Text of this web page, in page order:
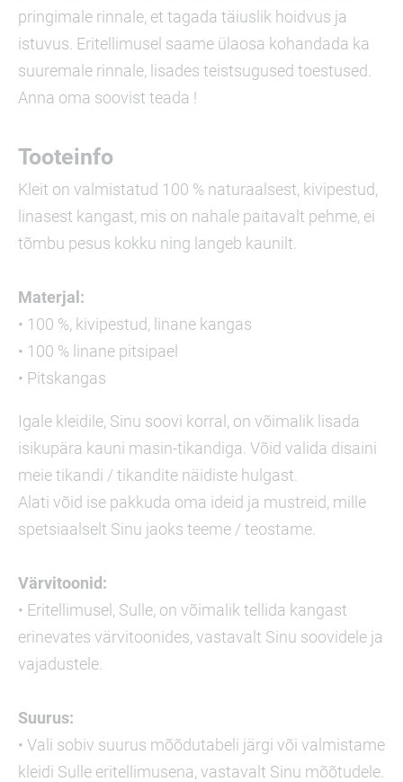
pringimale rinnale, et tagada täiuslik hoidvus ja
istuvus. Eritellimusel saame ülaosa kohandada ka
suuremale rinnale, lisades teistsugused toestused.
Anna oma soovist teada !
Tooteinfo
Kleit on valmistatud 100 % naturaalsest, kivipestud,
linasest kangast, mis on nahale paitavalt pehme, ei
tõmbu pesus kokku ning langeb kaunilt.
Materjal:
• 100 %, kivipestud, linane kangas
• 100 % linane pitsipael
• Pitskangas
Igale kleidile, Sinu soovi korral, on võimalik lisada
isikupära kauni masin-tikandiga. Võid valida disaini
meie tikandi / tikandite näidiste hulgast.
Alati võid ise pakkuda oma ideid ja mustreid, mille
spetsiaalselt Sinu jaoks teeme / teostame.
Värvitoonid:
• Eritellimusel, Sulle, on võimalik tellida kangast
erinevates värvitoonides, vastavalt Sinu soovidele ja
vajadustele.
Suurus:
• Vali sobiv suurus mõõdutabeli järgi või valmistame
kleidi Sulle eritellimusena, vastavalt Sinu mõõtudele.